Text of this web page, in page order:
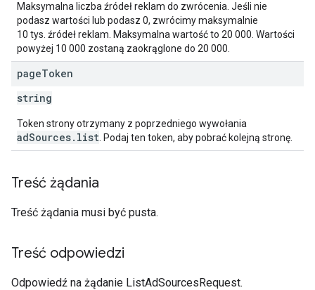
Maksymalna liczba źródeł reklam do zwrócenia. Jeśli nie
podasz wartości lub podasz 0, zwrócimy maksymalnie
10 tys. źródeł reklam. Maksymalna wartość to 20 000. Wartości
powyżej 10 000 zostaną zaokrąglone do 20 000.
pageToken
string
Token strony otrzymany z poprzedniego wywołania
adSources.list . Podaj ten token, aby pobrać kolejną stronę.
Treść żądania
Treść żądania musi być pusta.
Treść odpowiedzi
Odpowiedź na żądanie ListAdSourcesRequest.